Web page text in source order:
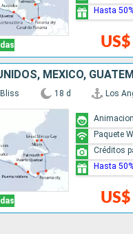
Hasta
18 d Los
Paquete
Créditos
Hasta